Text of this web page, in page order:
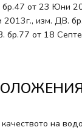
от 23 Юни
изм. ДВ.
бр.77 от 18
на